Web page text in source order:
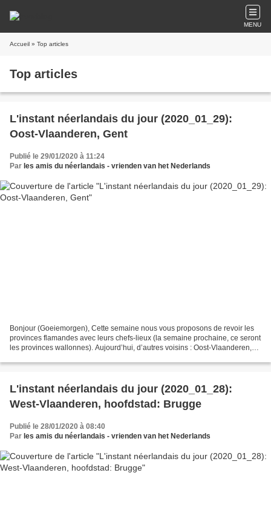
MENU
Accueil » Top articles
Top articles
L'instant néerlandais du jour (2020_01_29):
Oost-Vlaanderen, Gent
Publié le 29/01/2020 à 11:24
Par les amis du néerlandais - vrienden van het Nederlands
Bonjour (Goeiemorgen), Cette semaine nous vous proposons de revoir les
provinces flamandes avec leurs chefs-lieux (la semaine prochaine, ce seront
les provinces wallonnes). Aujourd’hui, d’autres voisins : Oost-Vlaanderen,
L'instant néerlandais du jour (2020_01_28):
West-Vlaanderen, hoofdstad: Brugge
Publié le 28/01/2020 à 08:40
Par les amis du néerlandais - vrienden van het Nederlands